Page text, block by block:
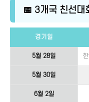
📅 3개국 친선대
경기일
5월 28일
5월 30일
6월 2일